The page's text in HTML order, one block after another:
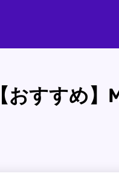
【おすすめ